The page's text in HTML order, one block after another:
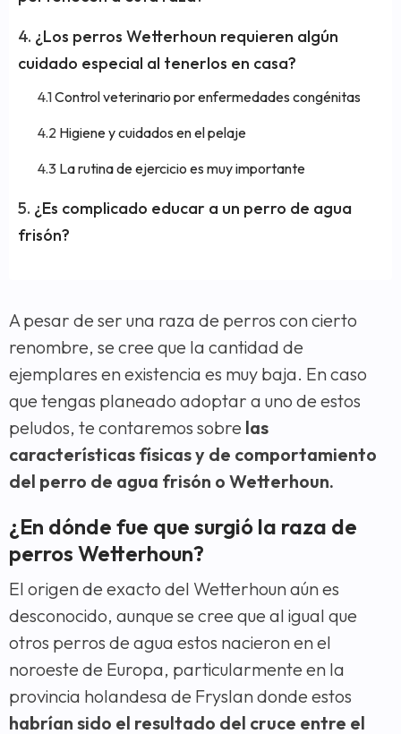
¿Los perros Wetterhoun requieren algún
cuidado especial al tenerlos en casa?
Control veterinario por enfermedades congénitas
Higiene y cuidados en el pelaje
La rutina de ejercicio es muy importante
¿Es complicado educar a un perro de agua
frisón?
A pesar de ser una raza de perros con cierto
renombre, se cree que la cantidad de
ejemplares en existencia es muy baja. En caso
que tengas planeado adoptar a uno de estos
peludos, te contaremos sobre las
características físicas y de comportamiento
del perro de agua frisón o Wetterhoun.
¿En dónde fue que surgió la raza de
perros Wetterhoun?
El origen de exacto del Wetterhoun aún es
desconocido, aunque se cree que al igual que
otros perros de agua estos nacieron en el
noroeste de Europa, particularmente en la
provincia holandesa de Fryslan donde estos
habrían sido el resultado del cruce entre el